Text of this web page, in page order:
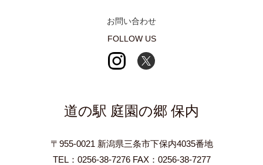
お問い合わせ
FOLLOW US
道の駅 庭園の郷 保内
〒955-0021 新潟県三条市下保内4035番地
TEL：0256-38-7276 FAX：0256-38-7277